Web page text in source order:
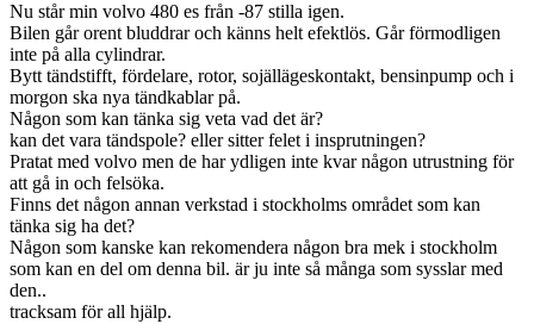
Nu står min volvo 480 es från -87 stilla igen.
Bilen går orent bluddrar och känns helt efektlös. Går förmodligen
inte på alla cylindrar.
Bytt tändstifft, fördelare, rotor, sojällägeskontakt, bensinpump och i
morgon ska nya tändkablar på.
Någon som kan tänka sig veta vad det är?
kan det vara tändspole? eller sitter felet i insprutningen?
Pratat med volvo men de har ydligen inte kvar någon utrustning för
att gå in och felsöka.
Finns det någon annan verkstad i stockholms området som kan
tänka sig ha det?
Någon som kanske kan rekomendera någon bra mek i stockholm
som kan en del om denna bil. är ju inte så många som sysslar med
den..
tracksam för all hjälp.